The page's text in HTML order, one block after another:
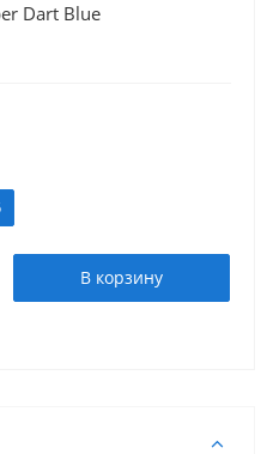
Dart Blue
В корзину